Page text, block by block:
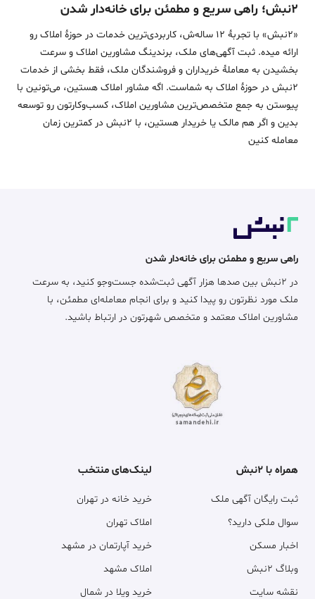
۲نبش؛ راهی سریع و مطمئن برای خانه‌دار شدن
«2نبش» با تجربۀ 12 ساله‌ش، کاربردی‌ترین خدمات در حوزۀ املاک رو
ارائه میده. ثبت آگهی‌های ملک، برندینگ مشاورین املاک و سرعت
بخشیدن به معاملۀ خریداران و فروشندگان ملک، فقط بخشی از خدمات
2نبش در حوزۀ املاک به شماست. اگه مشاور املاک هستین، می‌تونین با
پیوستن به جمع متخصص‌ترین مشاورین املاک، کسب‌وکارتون رو توسعه
بدین و اگر هم مالک یا خریدار هستین، با 2نبش در کمترین زمان
معامله‌ کنین
راهی سریع و مطمئن برای خانه‌دار شدن
در ۲نبش بین صدها هزار آگهی ثبت‌شده جست‌وجو کنید، به سرعت
ملک مورد نظرتون رو پیدا کنید و برای انجام معامله‌ای مطمئن، با
مشاورین املاک معتمد و متخصص شهرتون در ارتباط باشید.
همراه با ۲نبش
ثبت رایگان آگهی ملک
سوال ملکی دارید؟
اخبار مسکن
وبلاگ ۲نبش
نقشه سایت
لینک‌های منتخب
خرید خانه در تهران
املاک تهران
خرید آپارتمان در مشهد
املاک مشهد
خرید ویلا در شمال